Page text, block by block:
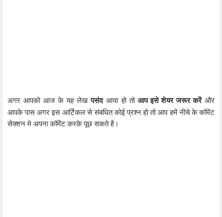
अगर आपको आज के यह लेखपसंदआया हो तो आप इसे शेयर जरूर करेंऔर
आपके पास अगर इस आर्टिकल से संबधित कोई प्रश्न हो तो आप हमें नीचे के कॉमेंट
सेक्शन मे अपना कॉमेंट करके पूछ सकते है।